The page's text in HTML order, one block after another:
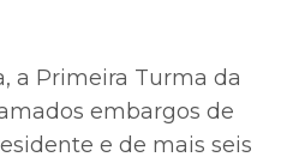
a Primeira Turma da
embargos de
e de mais seis